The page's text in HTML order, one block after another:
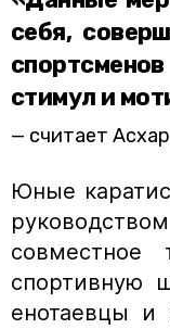
себя,
стимул и
считает
Юные
совместное
спортивную
енотаевцы и